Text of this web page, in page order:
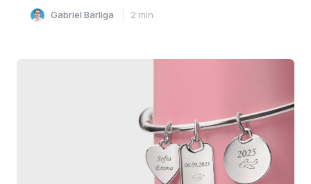
Gabriel Barliga 2 min